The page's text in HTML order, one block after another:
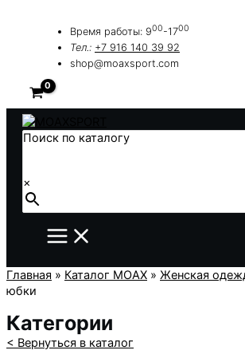
содержимому
Время работы: 900-1700
Тел.: +7 916 140 39 92
shop@moaxsport.com
Поиск по каталогу
×
Главная » Каталог MOAX » Женская
юбки
Категории
< Вернуться в каталог